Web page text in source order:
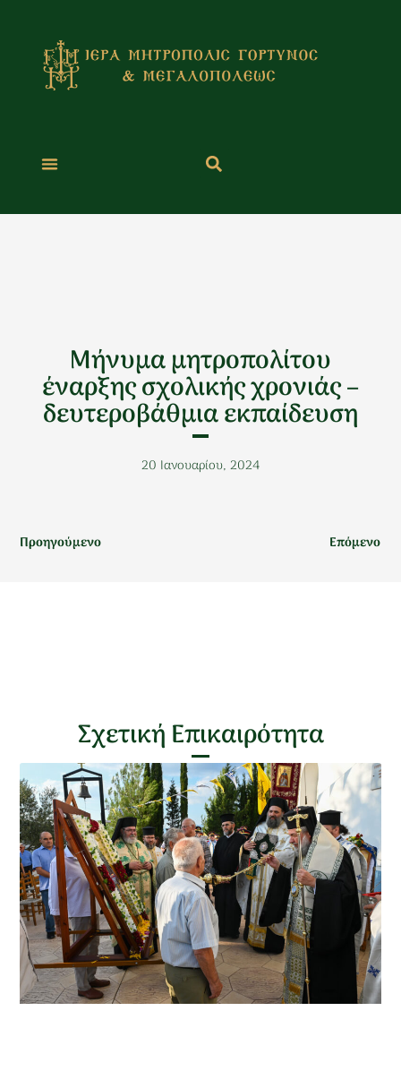
περιεχόμενο
Μήνυμα μητροπολίτου
έναρξης σχολικής χρονιάς –
δευτεροβάθμια εκπαίδευση
20 Ιανουαρίου, 2024
Προηγούμενο Επόμενο
Σχετική Επικαιρότητα